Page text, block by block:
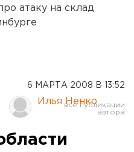
атаку на склад
6 МАРТА 2008 В 13:52
Илья Ненко